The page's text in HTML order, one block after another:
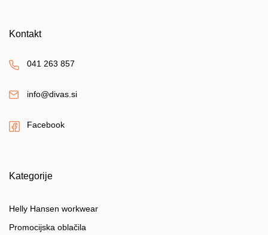
Kontakt
041 263 857
info@divas.si
Facebook
Kategorije
Helly Hansen workwear
Promocijska oblačila